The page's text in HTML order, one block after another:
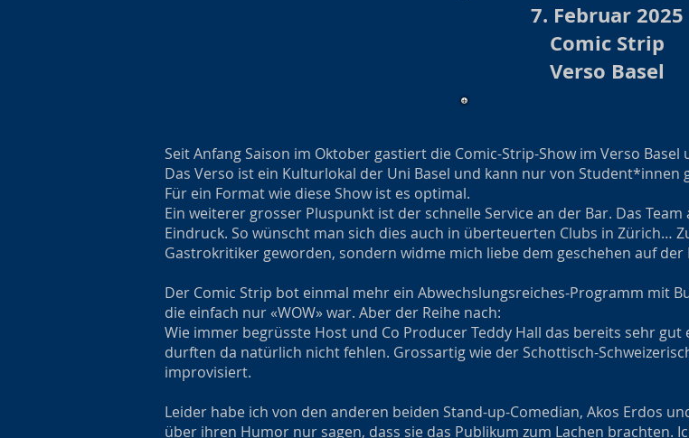
7. Februar 2025
Comic Strip
Verso Basel
Seit Anfang Saison im Oktober gastiert die Comic-Strip-Show im Verso
Das Verso ist ein Kulturlokal der Uni Basel und kann nur von Student*innen
Für ein Format wie diese Show ist es optimal.
Ein weiterer grosser Pluspunkt ist der schnelle Service an der Bar. Das
Eindruck. So wünscht man sich dies auch in überteuerten Clubs in Zürich…
Gastrokritiker geworden, sondern widme mich liebe dem geschehen auf der
Der Comic Strip bot einmal mehr ein Abwechslungsreiches-Programm mit
die einfach nur «WOW» war. Aber der Reihe nach:
Wie immer begrüsste Host und Co Producer Teddy Hall das bereits sehr
durften da natürlich nicht fehlen. Grossartig wie der Schottisch-
improvisiert.
Leider habe ich von den anderen beiden Stand-up-Comedian, Akos Erdos
über ihren Humor nur sagen, dass sie das Publikum zum Lachen brachten.